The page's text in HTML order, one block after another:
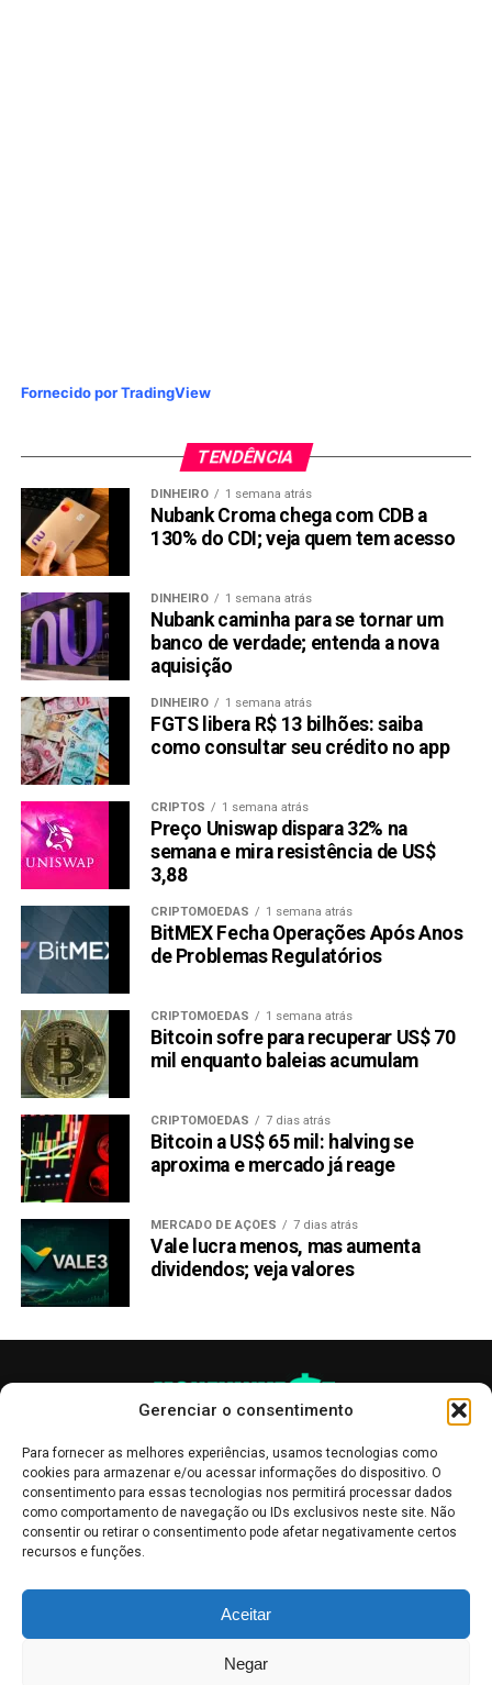
Gerenciar o consentimento
Para fornecer as melhores experiências, usamos tecnologias como
cookies para armazenar e/ou acessar informações do dispositivo. O
consentimento para essas tecnologias nos permitirá processar dados
como comportamento de navegação ou IDs exclusivos neste site. Não
consentir ou retirar o consentimento pode afetar negativamente certos
recursos e funções.
Aceitar
Negar
Fornecido por TradingView
TENDÊNCIA
DINHEIRO 1 semana atrás
Nubank Croma chega com CDB a
130% do CDI; veja quem tem acesso
DINHEIRO 1 semana atrás
Nubank caminha para se tornar um
banco de verdade; entenda a nova
aquisição
DINHEIRO 1 semana atrás
FGTS libera R$ 13 bilhões: saiba
como consultar seu crédito no app
CRIPTOS 1 semana atrás
Preço Uniswap dispara 32% na
semana e mira resistência de US$
3,88
CRIPTOMOEDAS 1 semana atrás
BitMEX Fecha Operações Após Anos
de Problemas Regulatórios
CRIPTOMOEDAS 1 semana atrás
Bitcoin sofre para recuperar US$ 70
mil enquanto baleias acumulam
CRIPTOMOEDAS 7 dias atrás
Bitcoin a US$ 65 mil: halving se
aproxima e mercado já reage
MERCADO DE AÇÕES 7 dias atrás
Vale lucra menos, mas aumenta
dividendos; veja valores
informativo, servindo como boletins de divulgação, e não devem ser
interpretadas como recomendações de investimento.Leia mais
Bolsa de Valores